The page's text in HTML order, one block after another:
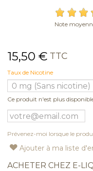
Note
15,50 € TTC
Taux de Nicotine
Ce produit n'est plus
Prévenez-moi lorsque le
Ajouter à ma liste
ACHETER CHEZ E-